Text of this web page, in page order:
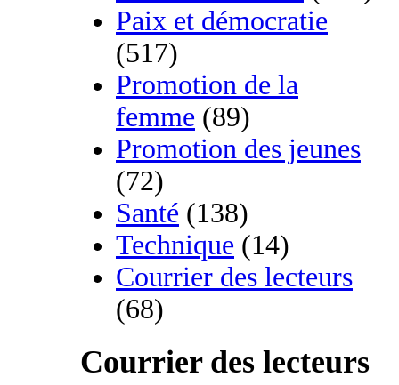
Paix et démocratie
(517)
Promotion de la
femme (89)
Promotion des jeunes
(72)
Santé (138)
Technique (14)
Courrier des lecteurs
(68)
Courrier des lecteurs